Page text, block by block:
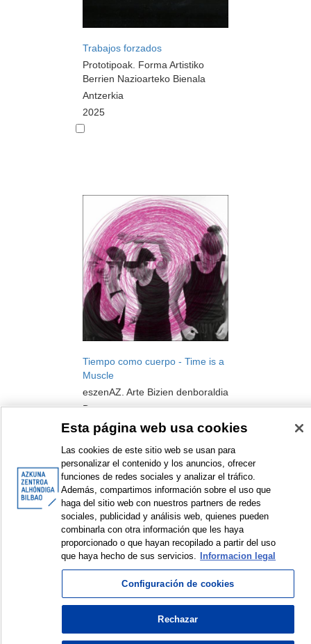
Trabajos forzados
Prototipoak. Forma Artistiko
Berrien Nazioarteko Bienala
Antzerkia
2025
Tiempo como cuerpo - Time is a
Muscle
eszenAZ. Arte Bizien denboraldia
Dantza
2024
Erakusten diren elementuak: 1 a 3 de 3 >
© Azkuna Zentroa - Alhóndiga Bilbao
Esta página web usa cookies
Las cookies de este sitio web se usan para
personalizar el contenido y los anuncios, ofrecer
funciones de redes sociales y analizar el tráfico.
Además, compartimos información sobre el uso que
haga del sitio web con nuestros partners de redes
sociales, publicidad y análisis web, quienes pueden
combinarla con otra información que les haya
proporcionado o que hayan recopilado a partir del uso
que haya hecho de sus servicios.
Informacion legal
Configuración de cookies
Rechazar